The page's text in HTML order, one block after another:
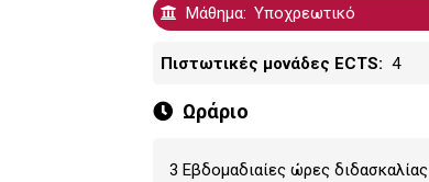
Μάθημα Υποχρεωτικό
Πιστωτικές μονάδες ECTS 4
Ωράριο
3 Εβδομαδιαίες ώρες διδασκαλίας